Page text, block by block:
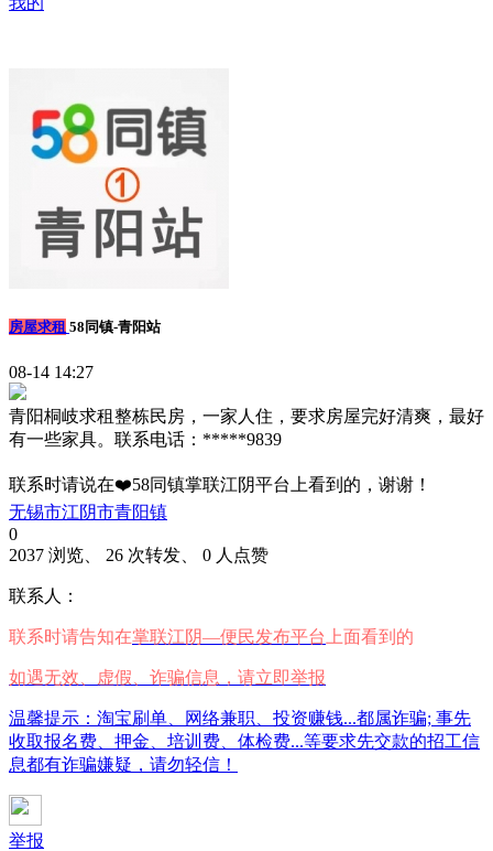
房屋求租 58同镇-青阳站
08-14 14:27
青阳桐岐求租整栋民房，一家人住，要求房屋完好清爽，最好
有一些家具。联系电话：*****9839
联系时请说在❤️58同镇掌联江阴平台上看到的，谢谢！
无锡市江阴市青阳镇
0
2037 浏览、 26 次转发、 0 人点赞
联系人：
联系时请告知在掌联江阴—便民发布平台 上面看到的
如遇无效、虚假、诈骗信息，请立即举报
温馨提示：淘宝刷单、网络兼职、投资赚钱...都属诈骗; 事先
收取报名费、押金、培训费、体检费...等要求先交款的招工信
息都有诈骗嫌疑，请勿轻信！
举报